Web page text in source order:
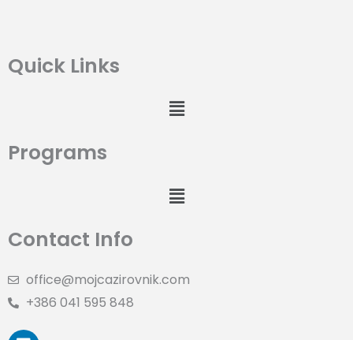
Quick Links
Menu
Programs
Menu
Contact Info
office@mojcazirovnik.com
+386 041 595 848